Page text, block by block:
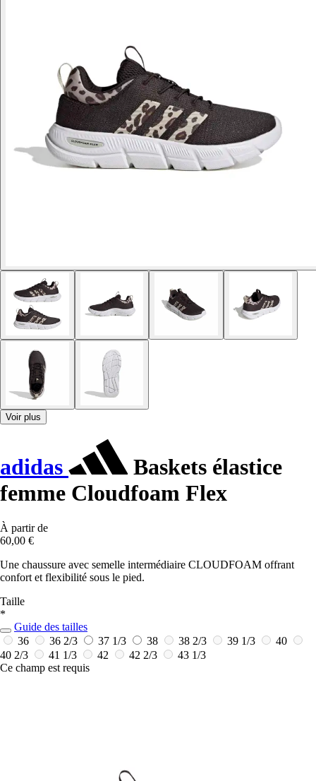
Voir plus
adidas
Baskets élastice
femme Cloudfoam Flex
À partir de
60,00 €
Une chaussure avec semelle intermédiaire CLOUDFOAM offrant
confort et flexibilité sous le pied.
Taille
*
Guide des tailles
36
36 2/3 37 1/3 38 38 2/3 39 1/3
40
40 2/3
41 1/3 42 42 2/3
43 1/3
Ce champ est requis